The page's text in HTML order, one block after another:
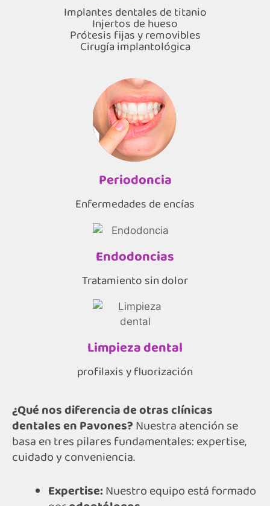
Implantes dentales de titanio
Injertos de hueso
Prótesis fijas y removibles
Cirugía implantológica
Periodoncia
Enfermedades de encías
Endodoncias
Tratamiento sin dolor
Limpieza dental
profilaxis y fluorización
¿Qué nos diferencia de otras clínicas
dentales en Pavones?Nuestra atención se
basa en tres pilares fundamentales: expertise,
cuidado y conveniencia.
Expertise:Nuestro equipo está formado